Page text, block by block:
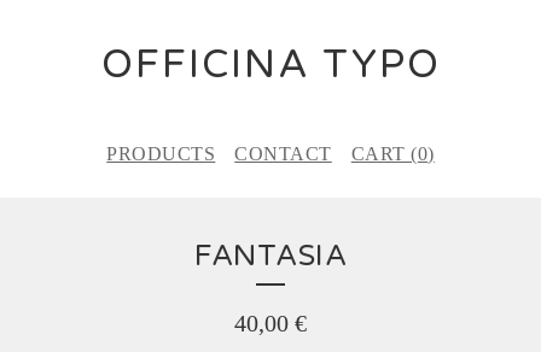
OFFICINA TYPO
PRODUCTS CONTACT CART (0)
FANTASIA
40,00 €